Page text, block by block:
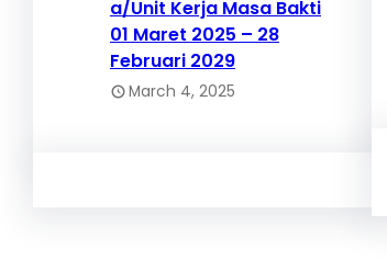
a/Unit Kerja Masa Bakti
01 Maret 2025 – 28
Februari 2029
March 4, 2025